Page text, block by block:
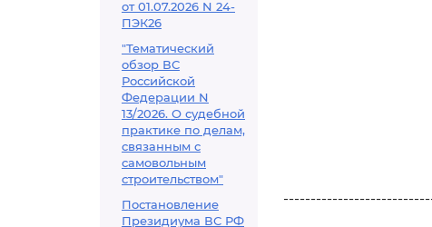
от 01.07.2026 N 24-
ПЭК26
"Тематический
обзор ВС
Российской
Федерации N
13/2026. О судебной
практике по делам,
связанным с
самовольным
строительством"
Постановление
Президиума ВС РФ